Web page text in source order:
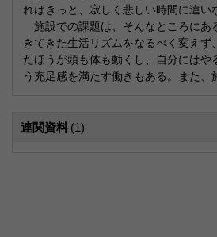
れはきっと、寂しく悲しい時間に違い
施設での課題は、そんなところにあ
きてきた生活リズムをなるべく変えず
たほうが頭も体も動くし、自分にはや
う充足感を満たす働きもある。また、
連関資料 (1)